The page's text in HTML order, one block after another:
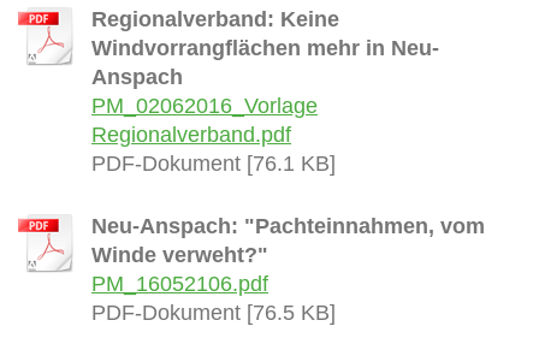
Regionalverband: Keine
Windvorrangflächen mehr in Neu-
Anspach
PM_02062016_Vorlage
Regionalverband.pdf
PDF-Dokument [76.1 KB]
Neu-Anspach: "Pachteinnahmen, vom
Winde verweht?"
PM_16052106.pdf
PDF-Dokument [76.5 KB]